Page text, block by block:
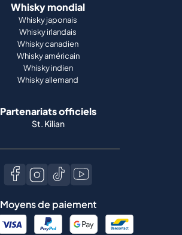
Whisky mondial
Whisky japonais
Whisky irlandais
Whisky canadien
Whisky américain
Whisky indien
Whisky allemand
Partenariats officiels
St. Kilian
Moyens de paiement